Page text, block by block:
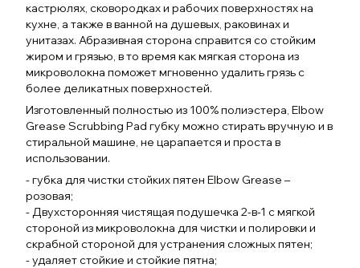
кастрюлях, сковородках и рабочих поверхностях на
кухне, а также в ванной на душевых, раковинах и
унитазах. Абразивная сторона справится со стойким
жиром и грязью, в то время как мягкая сторона из
микроволокна поможет мгновенно удалить грязь с
более деликатных поверхностей.
Изготовленный полностью из 100% полиэстера, Elbow
Grease Scrubbing Pad губку можно стирать вручную и в
стиральной машине, не царапается и проста в
использовании.
- губка для чистки стойких пятен Elbow Grease –
розовая;
- Двухсторонняя чистящая подушечка 2-в-1 с мягкой
стороной из микроволокна для чистки и полировки и
скрабной стороной для устранения сложных пятен;
- удаляет стойкие и стойкие пятна;